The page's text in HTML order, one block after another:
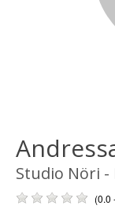
Studio Nöri
(0.0